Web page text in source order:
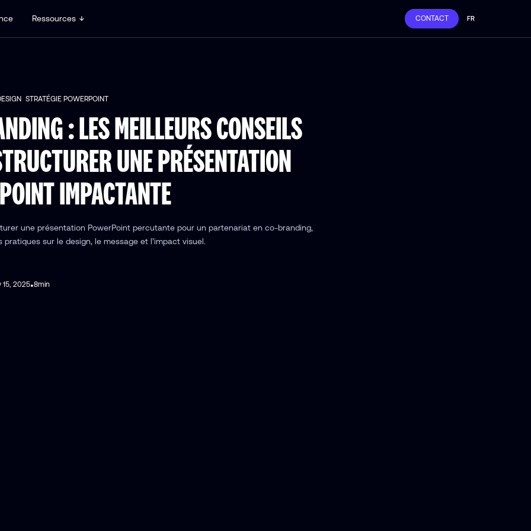
Ressources CONTACT FR
STRATÉGIE POWERPOINT
: LES MEILLEURS CONSEILS
UNE PRÉSENTATION
IMPACTANTE
une présentation PowerPoint percutante pour un partenariat en co-branding,
pratiques sur le design, le message et l’impact visuel.
15, 2025•8min